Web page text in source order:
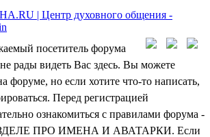
посетитель форума
рады видеть Вас здесь. Вы можете
форуме, но если хотите что-то написать,
Перед регистрацией
ознакомиться с правилами форума -
ПРО ИМЕНА И АВАТАРКИ. Если